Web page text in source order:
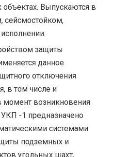
Выпускаются в
защиты
данное
отключения
в том числе и
момент возникновения
-1 предназначено
системами
подземных и
угольных шахт,